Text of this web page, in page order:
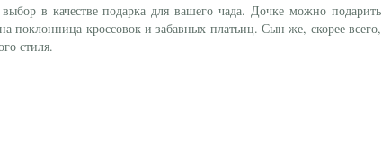
в качестве подарка для вашего чада. Дочке можно подарить
поклонница кроссовок и забавных платьиц. Сын же, скорее всего,
стиля.